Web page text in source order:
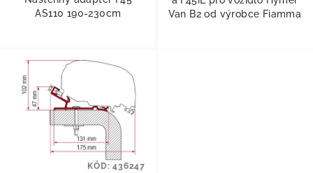
AS110 190-230cm
Van B2 od výrobce Fiamma
KÓD:436247